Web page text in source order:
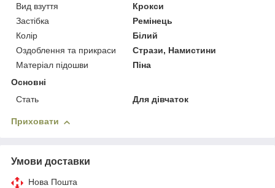
Вид взуття
Крокси
Застібка
Ремінець
Колір
Білий
Оздоблення та прикраси
Стрази, Намистини
Матеріал підошви
Піна
Основні
Стать
Для дівчаток
Приховати
Умови доставки
Нова Пошта